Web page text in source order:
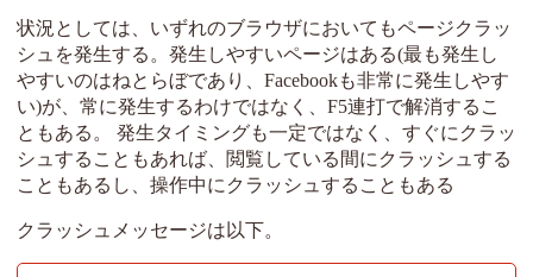
状況としては、いずれのブラウザにおいてもページクラッ
シュを発生する。発生しやすいページはある(最も発生し
やすいのはねとらぼであり、Facebookも非常に発生しやす
い)が、常に発生するわけではなく、F5連打で解消するこ
ともある。 発生タイミングも一定ではなく、すぐにクラッ
シュすることもあれば、閲覧している間にクラッシュする
こともあるし、操作中にクラッシュすることもある
クラッシュメッセージは以下。